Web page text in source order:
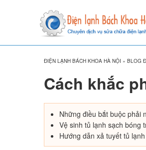
ĐIỆN LẠNH BÁCH KHOA HÀ NỘI » BLOG
Cách khắc
Những điều bắt buộc phải
Vệ sinh tủ lạnh sạch bóng
Hướng dẫn xả tuyết tủ lạnh